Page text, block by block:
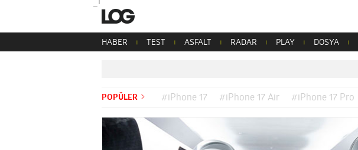
HABER TEST ASFALT RADAR PLAY DOSYA
POPÜLER #iPhone 17 #iPhone 17 Air #iPhone 17 Pro